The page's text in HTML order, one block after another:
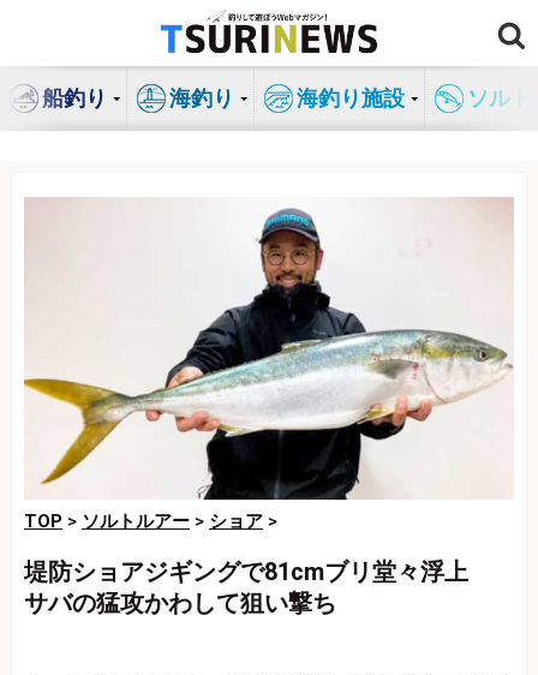
ン
船釣り 海釣り 海釣り施設 ソル
TOP > ソルトルアー > ショア >
堤防ショアジギングで81cmブリ堂々浮上
サバの猛攻かわして狙い撃ち